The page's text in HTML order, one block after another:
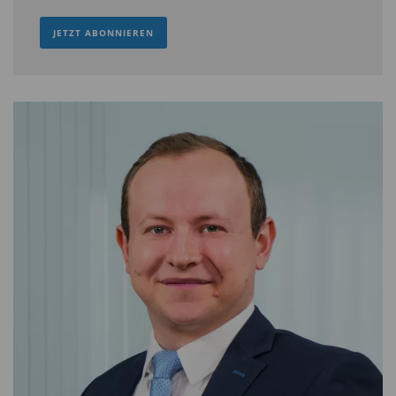
TiAM: Kostet das nicht Dividende?
überdurchschnittliche Dividende bietet, zudem
die Investitionen decken kann und so das
zukünftige Wachstum finanziert. Und das ist
genau die Mischung, die wir suchen. Wir finden
nicht unbedingt die höchste Dividendenrendite
am attraktivsten, sondern eine Aussicht auf ein
hohes Dividendenwachstum, weil das Geschäft
des Unternehmens besonders zukunftsträchtig
JETZT ABONNIEREN